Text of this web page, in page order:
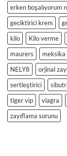
erken boşalıyorum
geciktirici krem
kilo
Kilo verme
maurers
meksika
NELY8
orjinal
sertleştirici
tiger vip
viagra
zayıflama sorunu